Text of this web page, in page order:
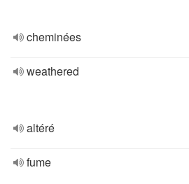
cheminées
weathered
altéré
fume